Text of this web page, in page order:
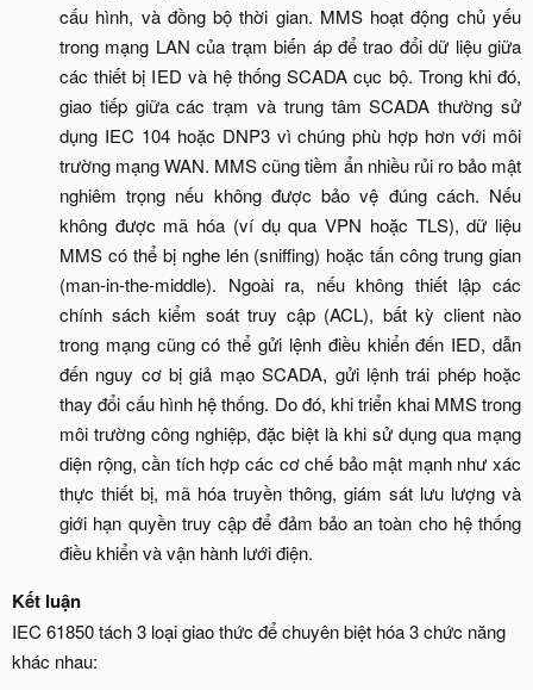
cấu hình, và đồng bộ thời gian. MMS hoạt động chủ yếu
trong mạng LAN của trạm biến áp để trao đổi dữ liệu giữa
các thiết bị IED và hệ thống SCADA cục bộ. Trong khi đó,
giao tiếp giữa các trạm và trung tâm SCADA thường sử
dụng IEC 104 hoặc DNP3 vì chúng phù hợp hơn với môi
trường mạng WAN. MMS cũng tiềm ẩn nhiều rủi ro bảo mật
nghiêm trọng nếu không được bảo vệ đúng cách. Nếu
không được mã hóa (ví dụ qua VPN hoặc TLS), dữ liệu
MMS có thể bị nghe lén (sniffing) hoặc tấn công trung gian
(man-in-the-middle). Ngoài ra, nếu không thiết lập các
chính sách kiểm soát truy cập (ACL), bất kỳ client nào
trong mạng cũng có thể gửi lệnh điều khiển đến IED, dẫn
đến nguy cơ bị giả mạo SCADA, gửi lệnh trái phép hoặc
thay đổi cấu hình hệ thống. Do đó, khi triển khai MMS trong
môi trường công nghiệp, đặc biệt là khi sử dụng qua mạng
diện rộng, cần tích hợp các cơ chế bảo mật mạnh như xác
thực thiết bị, mã hóa truyền thông, giám sát lưu lượng và
giới hạn quyền truy cập để đảm bảo an toàn cho hệ thống
điều khiển và vận hành lưới điện.​
Kết luận
IEC 61850 tách 3 loại giao thức để chuyên biệt hóa 3 chức năng
khác nhau: